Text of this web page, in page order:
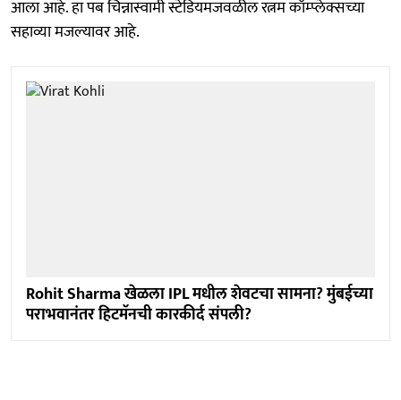
आला आहे. हा पब चिन्नास्वामी स्टेडियमजवळील रत्नम कॉम्प्लेक्सच्या
सहाव्या मजल्यावर आहे.
Rohit Sharma खेळला IPL मधील शेवटचा सामना? मुंबईच्या
पराभवानंतर हिटमॅनची कारकीर्द संपली?